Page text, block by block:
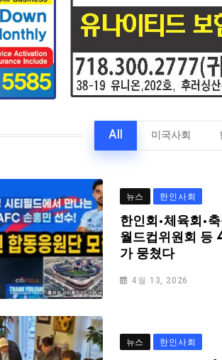
All 미국사회
뉴스 한인사회
한인회·체육회·
월드컵위원회 등
가 뭉쳤다
4월 13, 2026
뉴스 한인사회